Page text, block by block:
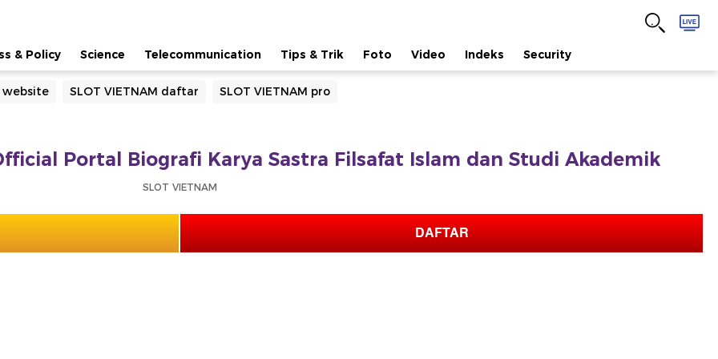
& Policy Science Telecommunication Tips & Trik Foto Video Indeks Security
website SLOT VIETNAM daftar SLOT VIETNAM pro
Portal Biografi Karya Sastra Filsafat Islam dan Studi Akademik
SLOT VIETNAM
DAFTAR